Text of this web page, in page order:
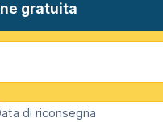
gratuita
di riconsegna